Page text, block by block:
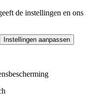
de instellingen en ons
Instellingen aanpassen